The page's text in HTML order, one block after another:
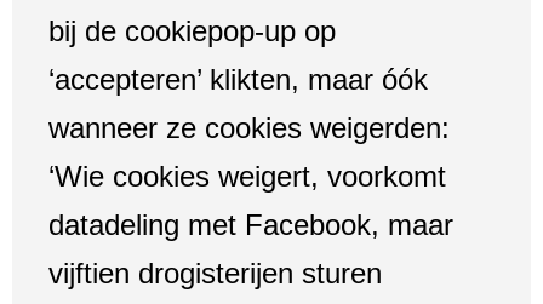
bij de cookiepop-up op
‘accepteren’ klikten, maar óók
wanneer ze cookies weigerden:
‘Wie cookies weigert, voorkomt
datadeling met Facebook, maar
vijftien drogisterijen sturen